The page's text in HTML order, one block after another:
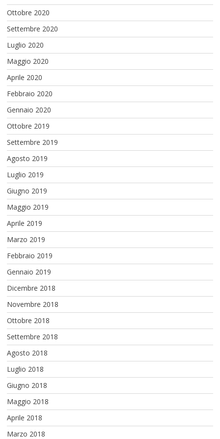
Ottobre 2020
Settembre 2020
Luglio 2020
Maggio 2020
Aprile 2020
Febbraio 2020
Gennaio 2020
Ottobre 2019
Settembre 2019
Agosto 2019
Luglio 2019
Giugno 2019
Maggio 2019
Aprile 2019
Marzo 2019
Febbraio 2019
Gennaio 2019
Dicembre 2018
Novembre 2018
Ottobre 2018
Settembre 2018
Agosto 2018
Luglio 2018
Giugno 2018
Maggio 2018
Aprile 2018
Marzo 2018